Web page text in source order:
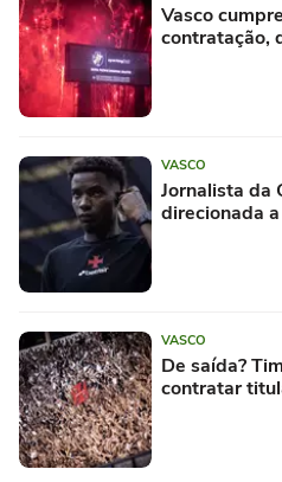
Vasco
contratação,
VASCO
Jornalista da
direcionada
VASCO
De saída?
contratar